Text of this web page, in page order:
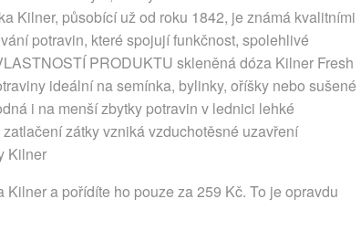
Kilner, působící už od roku 1842, je známá kvalitními
potravin, které spojují funkčnost, spolehlivé
PRODUKTU skleněná dóza Kilner Fresh
ideální na semínka, bylinky, oříšky nebo sušené
i na menší zbytky potravin v lednici lehké
zátky vzniká vzduchotěsné uzavření
Kilner
a pořídíte ho pouze za 259 Kč. To je opravdu